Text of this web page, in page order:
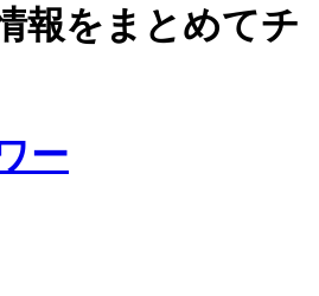
報をまとめてチ
ー